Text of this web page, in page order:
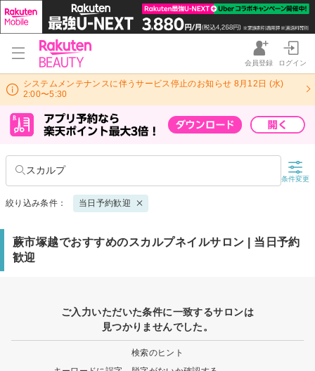
会員登録 ログイン
システムメンテナンスに伴うサービス停止のお知らせ 8月12日 (水)
2:00〜5:30
スカルプ
条件変更
絞り込み条件： 当日予約歓迎
蕨市塚越でおすすめのスカルプネイルサロン | 当日予約
歓迎
ご入力いただいた条件に一致するサロンは
見つかりませんでした。
検索のヒント